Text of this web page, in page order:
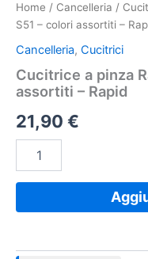
Home / Cancelleria /
S51 – colori assortiti –
Cancelleria, Cucitrici
Cucitrice a pinza
assortiti – Rapid
21,90 €